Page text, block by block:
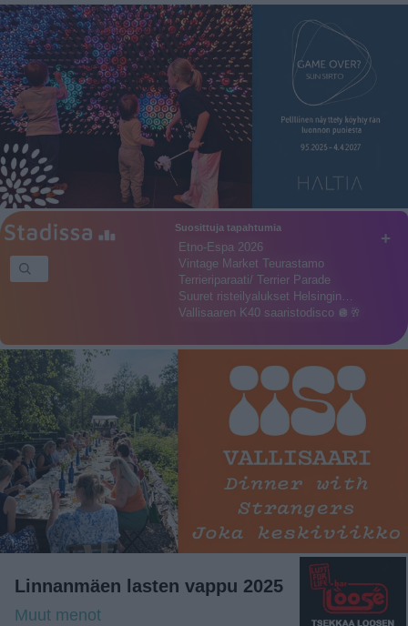
+
Suosittuja tapahtumia
Etno-Espa 2026
Vintage Market Teurastamo
Terrieriparaati/ Terrier Parade
Suuret risteilyalukset Helsingin…
Vallisaaren K40 saaristodisco 🪩🥂
Linnanmäen lasten vappu 2025
Muut menot